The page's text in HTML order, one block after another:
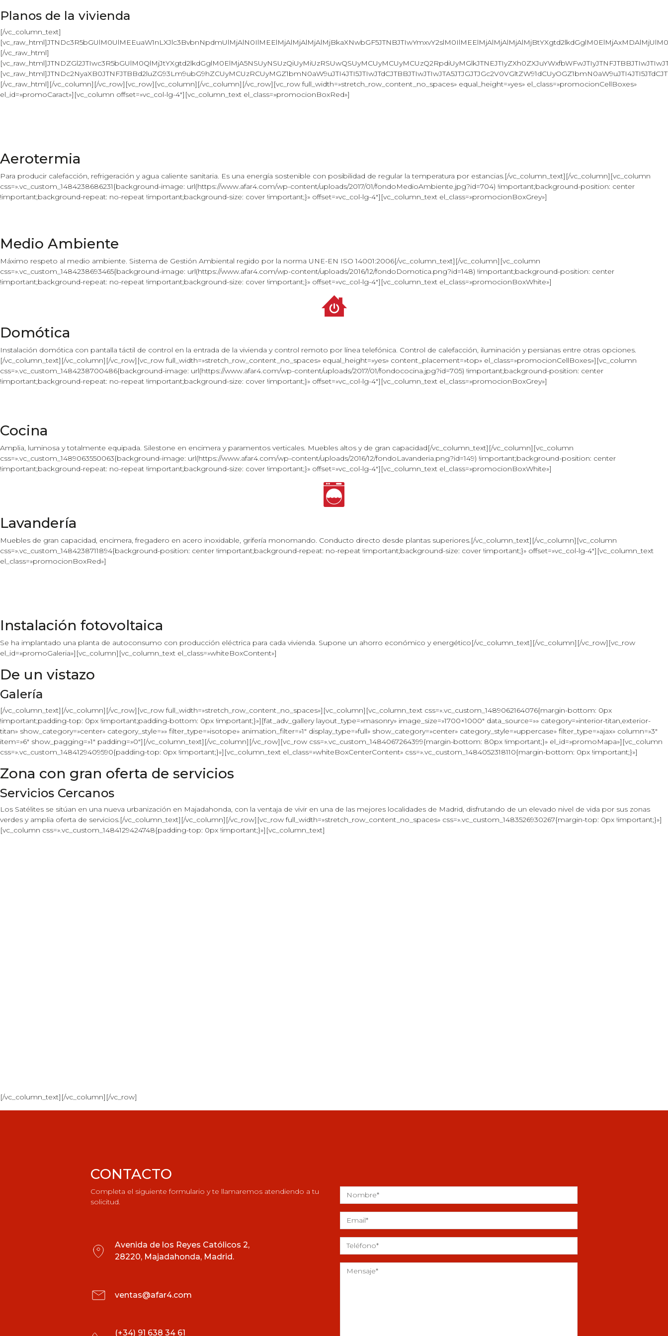
Planos de la vivienda
[/vc_column_text]
[/vc_raw_html]
[/vc_raw_html][/vc_column][/vc_row][vc_row][vc_column][/vc_column][/vc_row][vc_row full_width=»stretch_row_content_no_spaces» equal_height=»yes» el_class=»promocionCellBoxes»
el_id=»promoCaract»][vc_column offset=»vc_col-lg-4″][vc_column_text el_class=»promocionBoxRed»]
Aerotermia
Para producir calefacción, refrigeración y agua caliente sanitaria. Es una energía sostenible con posibilidad de regular la temperatura por estancias.[/vc_column_text][/vc_column][vc_column
css=».vc_custom_1484238686231{background-image: url(https://www.afar4.com/wp-content/uploads/2017/01/fondoMedioAmbiente.jpg?id=704) !important;background-position: center
!important;background-repeat: no-repeat !important;background-size: cover !important;}» offset=»vc_col-lg-4″][vc_column_text el_class=»promocionBoxGrey»]
Medio Ambiente
Máximo respeto al medio ambiente. Sistema de Gestión Ambiental regido por la norma UNE-EN ISO 14001:2006[/vc_column_text][/vc_column][vc_column
css=».vc_custom_1484238693465{background-image: url(https://www.afar4.com/wp-content/uploads/2016/12/fondoDomotica.png?id=148) !important;background-position: center
!important;background-repeat: no-repeat !important;background-size: cover !important;}» offset=»vc_col-lg-4″][vc_column_text el_class=»promocionBoxWhite»]
Domótica
Instalación domótica con pantalla táctil de control en la entrada de la vivienda y control remoto por línea telefónica. Control de calefacción, iluminación y persianas entre otras opciones.
[/vc_column_text][/vc_column][/vc_row][vc_row full_width=»stretch_row_content_no_spaces» equal_height=»yes» content_placement=»top» el_class=»promocionCellBoxes»][vc_column
css=».vc_custom_1484238700486{background-image: url(https://www.afar4.com/wp-content/uploads/2017/01/fondococina.jpg?id=705) !important;background-position: center
!important;background-repeat: no-repeat !important;background-size: cover !important;}» offset=»vc_col-lg-4″][vc_column_text el_class=»promocionBoxGrey»]
Cocina
Amplia, luminosa y totalmente equipada. Silestone en encimera y paramentos verticales. Muebles altos y de gran capacidad[/vc_column_text][/vc_column][vc_column
css=».vc_custom_1489063550063{background-image: url(https://www.afar4.com/wp-content/uploads/2016/12/fondoLavanderia.png?id=149) !important;background-position: center
!important;background-repeat: no-repeat !important;background-size: cover !important;}» offset=»vc_col-lg-4″][vc_column_text el_class=»promocionBoxWhite»]
Lavandería
Muebles de gran capacidad, encimera, fregadero en acero inoxidable, grifería monomando. Conducto directo desde plantas superiores.[/vc_column_text][/vc_column][vc_column
css=».vc_custom_1484238711894{background-position: center !important;background-repeat: no-repeat !important;background-size: cover !important;}» offset=»vc_col-lg-4″][vc_column_text
el_class=»promocionBoxRed»]
Instalación fotovoltaica
Se ha implantado una planta de autoconsumo con producción eléctrica para cada vivienda. Supone un ahorro económico y energético[/vc_column_text][/vc_column][/vc_row][vc_row
el_id=»promoGaleria»][vc_column][vc_column_text el_class=»whiteBoxContent»]
De un vistazo
Galería
[/vc_column_text][/vc_column][/vc_row][vc_row full_width=»stretch_row_content_no_spaces»][vc_column][vc_column_text css=».vc_custom_1489062164076{margin-bottom: 0px
!important;padding-top: 0px !important;padding-bottom: 0px !important;}»][fat_adv_gallery layout_type=»masonry» image_size=»1700×1000″ data_source=»» category=»interior-titan,exterior-
titan» show_category=»center» category_style=»» filter_type=»isotope» animation_filter=»1″ display_type=»full» show_category=»center» category_style=»uppercase» filter_type=»ajax» column=»3″
item=»6″ show_pagging=»1″ padding=»0″][/vc_column_text][/vc_column][/vc_row][vc_row css=».vc_custom_1484067264399{margin-bottom: 80px !important;}» el_id=»promoMapa»][vc_column
css=».vc_custom_1484129409590{padding-top: 0px !important;}»][vc_column_text el_class=»whiteBoxCenterContent» css=».vc_custom_1484052318110{margin-bottom: 0px !important;}»]
Zona con gran oferta de servicios
Servicios Cercanos
Los Satélites se sitúan en una nueva urbanización en Majadahonda, con la ventaja de vivir en una de las mejores localidades de Madrid, disfrutando de un elevado nivel de vida por sus zonas
verdes y amplia oferta de servicios.[/vc_column_text][/vc_column][/vc_row][vc_row full_width=»stretch_row_content_no_spaces» css=».vc_custom_1483526930267{margin-top: 0px !important;}»]
[vc_column css=».vc_custom_1484129424748{padding-top: 0px !important;}»][vc_column_text]
[/vc_column_text][/vc_column][/vc_row]
CONTACTO
Completa el siguiente formulario y te llamaremos atendiendo a tu
solicitud.
Avenida de los Reyes Católicos 2,
28220, Majadahonda, Madrid.
ventas@afar4.com
(+34) 91 638 34 61